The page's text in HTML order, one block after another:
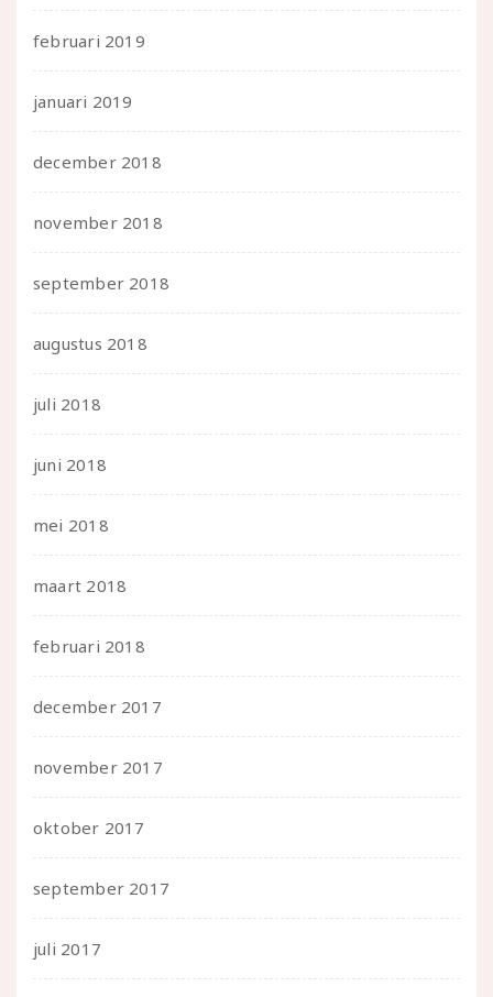
februari 2019
januari 2019
december 2018
november 2018
september 2018
augustus 2018
juli 2018
juni 2018
mei 2018
maart 2018
februari 2018
december 2017
november 2017
oktober 2017
september 2017
juli 2017